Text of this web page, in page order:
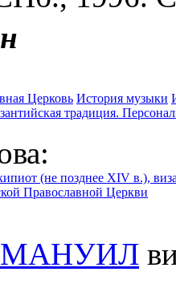
Церковь История музыки
традиция.
(не позднее XIV в.),
Православной Церкви